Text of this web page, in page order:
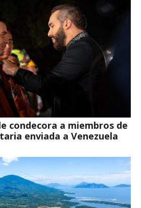
condecora a miembros de
enviada a Venezuela